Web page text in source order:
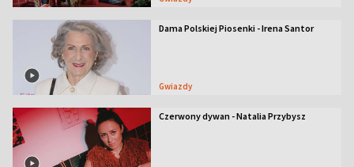
Dama Polskiej Piosenki - Irena Santor
Gwiazdy
Czerwony dywan - Natalia Przybysz